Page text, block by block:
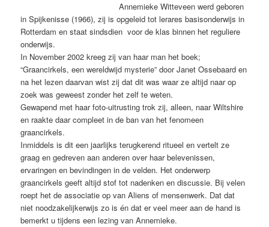
Annemieke Witteveen werd geboren
in Spijkenisse (1966), zij is opgeleid tot lerares basisonderwijs in
Rotterdam en staat sindsdien voor de klas binnen het reguliere
onderwijs.
In November 2002 kreeg zij van haar man het boek;
“Graancirkels, een wereldwijd mysterie” door Janet Ossebaard en
na het lezen daarvan wist zij dat dit was waar ze altijd naar op
zoek was geweest zonder het zelf te weten.
Gewapend met haar foto-uitrusting trok zij, alleen, naar Wiltshire
en raakte daar compleet in de ban van het fenomeen
graancirkels.
Inmiddels is dit een jaarlijks terugkerend ritueel en vertelt ze
graag en gedreven aan anderen over haar belevenissen,
ervaringen en bevindingen in de velden. Het onderwerp
graancirkels geeft altijd stof tot nadenken en discussie. Bij velen
roept het de associatie op van Aliens of mensenwerk. Dat dat
niet noodzakelijkerwijs zo is én dat er veel meer aan de hand is
bemerkt u tijdens een lezing van Annemieke.